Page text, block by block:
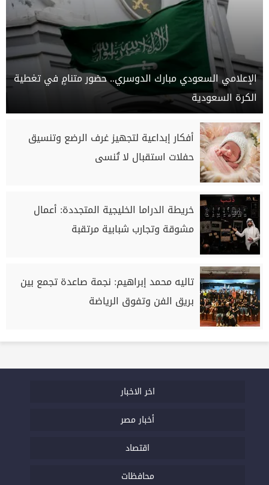
الإعلامي السعودي مبارك الدوسري.. حضور متنامٍ في تغطية
الكرة السعودية
أفكار إبداعية لتجهيز غرف الرضع وتنسيق
حفلات استقبال لا تُنسى
خريطة الدراما الخليجية المتجددة: أعمال
مشوقة وتجارب شبابية مرتقبة
تاليه محمد إبراهيم: نجمة صاعدة تجمع بين
بريق الفن وتفوق الرياضة
اخر الاخبار
أخبار مصر
اقتصاد
محافظات